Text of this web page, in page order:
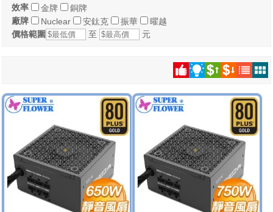
效率
金牌
銅牌
廠牌
Nuclear 安鈦克 振華
曜越
價格範圍
至 元